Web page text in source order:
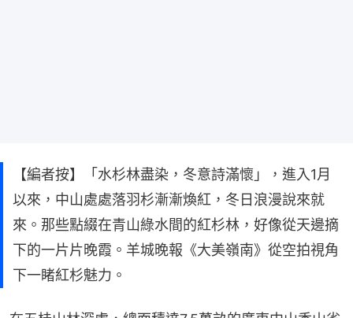
【編者按】「水杉林盡染，冬意詩滿懷」，進入1月
以來，中山處處落羽杉漸漸煥紅，冬日浪漫說來就
來。那些點綴在青山綠水間的紅杉林，好像從天邊摘
下的一片片晚霞。羊城晚報《大美嶺南》從空拍視角
下一睹紅杉魅力。